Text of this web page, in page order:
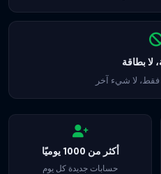
لا بطاقة
لا شيء آخر
أكثر من 1000 يوميًا
حسابات جديدة كل يوم